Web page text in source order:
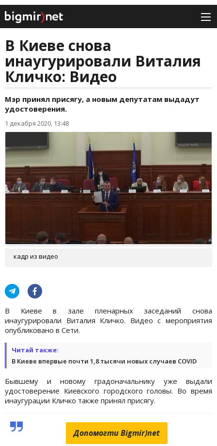
В Киеве снова
инаугурировали Виталия
Кличко: Видео
Мэр принял присягу, а новым депутатам выдадут
удостоверения.
1 декабря 2020, 13:48
кадр из видео
В Киеве в зале пленарных заседаний снова
инаугурировали Виталия Кличко. Видео с мероприятия
опубликовано в Сети.
Читай также:
В Киеве впервые почти 1,8 тысячи новых случаев COVID
Бывшему и новому градоначальнику уже выдали
удостоверение Киевского городского головы. Во время
инаугурации Кличко также принял присягу.
Допомогти Bigmir)net